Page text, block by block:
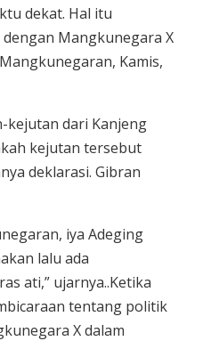
dekat. Hal itu
Mangkunegara X
Kamis,
kejutan dari Kanjeng
kejutan tersebut
deklarasi. Gibran
iya Adeging
lalu ada
ati,” ujarnya..Ketika
tentang politik
X dalam